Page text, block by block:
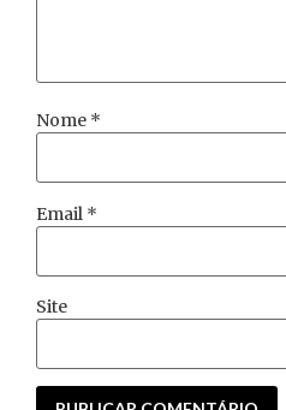
Nome *
Email *
Site